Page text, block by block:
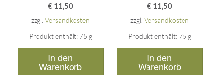
€ 11,50
zzgl.Versandkosten
Produkt enthält: 75 g
In den
Warenkorb
€ 11,50
zzgl.Versandkosten
Produkt enthält: 75 g
In den
Warenkorb